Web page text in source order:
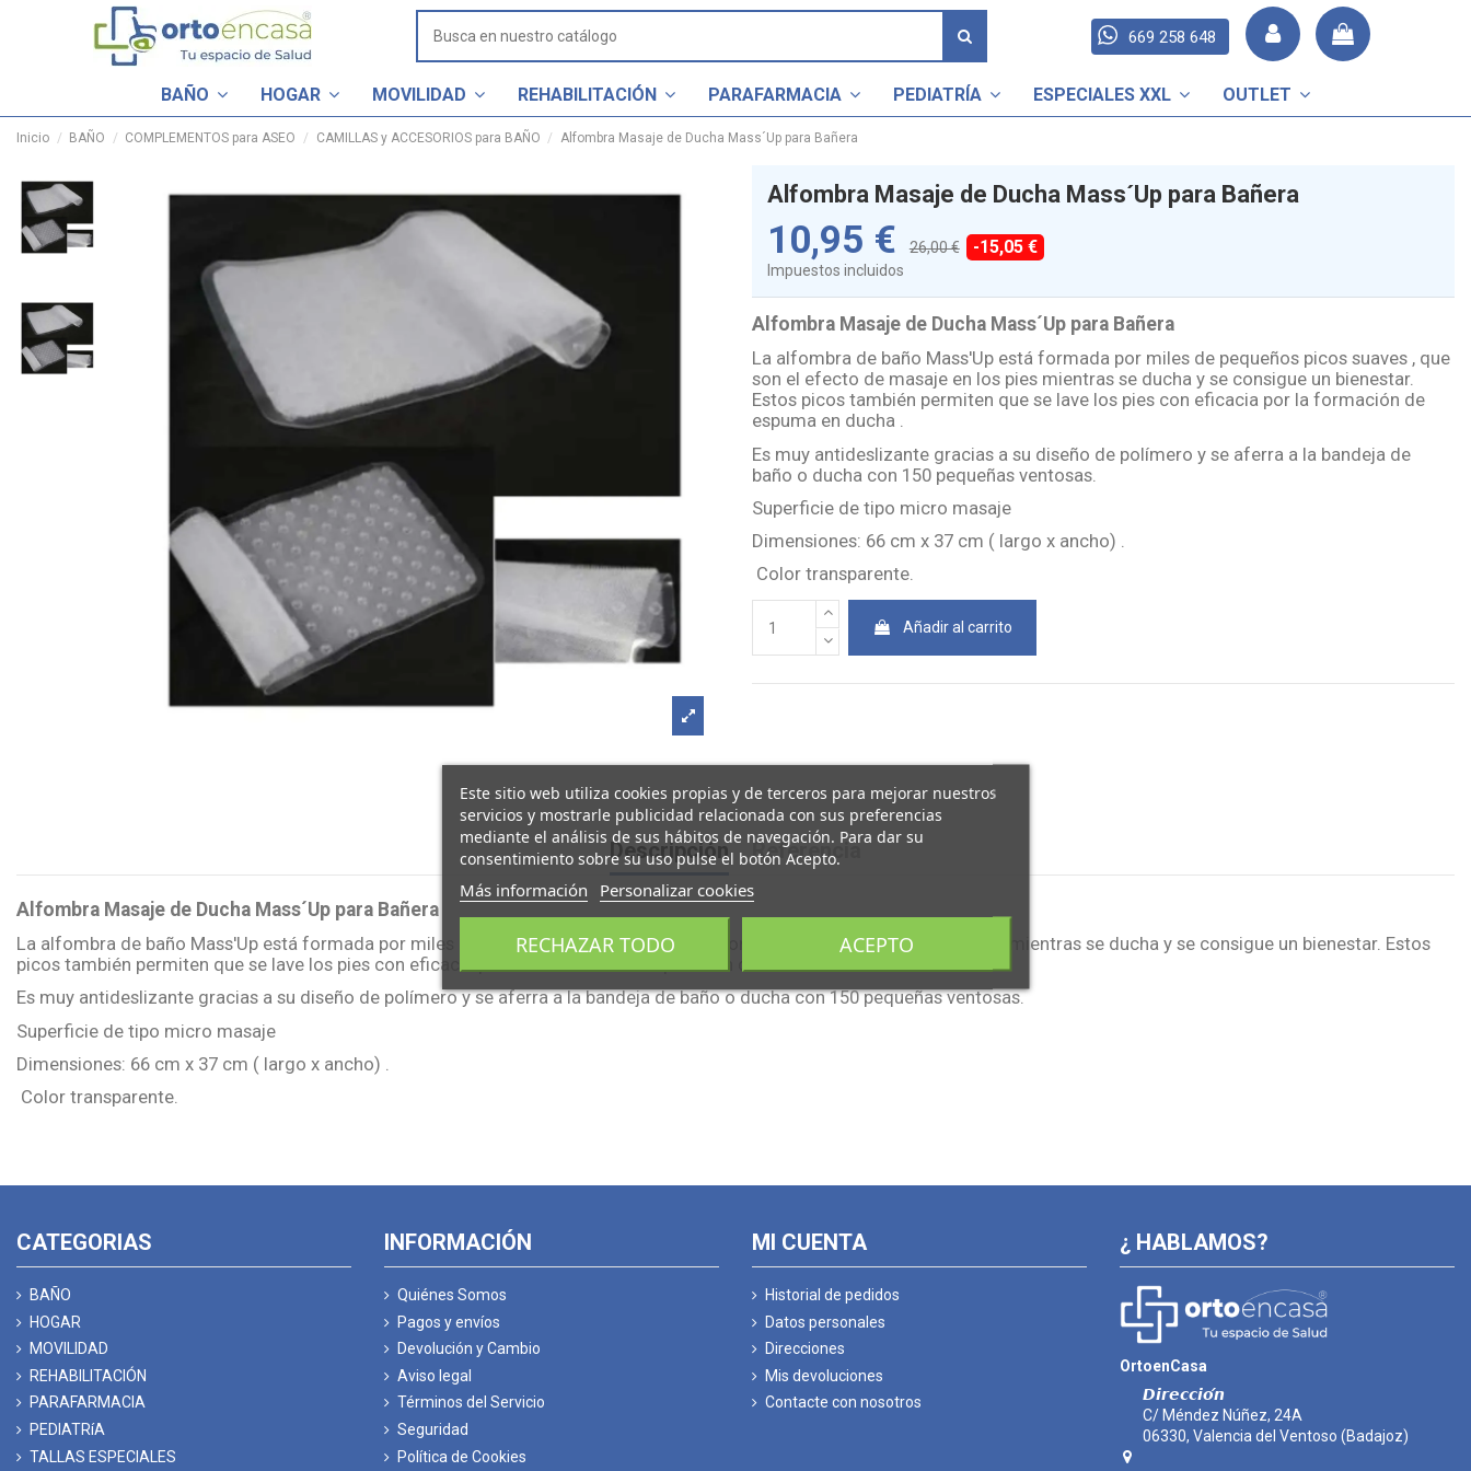
669 258 648
BAÑO HOGAR MOVILIDAD REHABILITACIÓN PARAFARMACIA PEDIATRÍA ESPECIALES XXL OUTLET
Inicio BAÑO COMPLEMENTOS para ASEO CAMILLAS y ACCESORIOS para BAÑO Alfombra Masaje de Ducha Mass´Up para Bañera
Alfombra Masaje de Ducha Mass´Up para Bañera
10,95 € 26,00 € -15,05 €
Impuestos incluidos
Alfombra Masaje de Ducha Mass´Up para Bañera
La alfombra de baño Mass'Up está formada por miles de pequeños picos suaves , que
son el efecto de masaje en los pies mientras se ducha y se consigue un bienestar.
Estos picos también permiten que se lave los pies con eficacia por la formación de
espuma en ducha .
Es muy antideslizante gracias a su diseño de polímero y se aferra a la bandeja de
baño o ducha con 150 pequeñas ventosas.
Superficie de tipo micro masaje
Dimensiones: 66 cm x 37 cm ( largo x ancho) .
Color transparente.
Añadir al carrito
Descripción Referencia
Alfombra Masaje de Ducha Mass´Up para Bañera
La alfombra de baño Mass'Up está formada por miles de pequeños picos suaves , que son el efecto de masaje en los pies mientras se ducha y se consigue un bienestar. Estos
picos también permiten que se lave los pies con eficacia por la formación de espuma en ducha .
Es muy antideslizante gracias a su diseño de polímero y se aferra a la bandeja de baño o ducha con 150 pequeñas ventosas.
Superficie de tipo micro masaje
Dimensiones: 66 cm x 37 cm ( largo x ancho) .
Color transparente.
CATEGORIAS
BAÑO
HOGAR
MOVILIDAD
REHABILITACIÓN
PARAFARMACIA
PEDIATRíA
TALLAS ESPECIALES
INFORMACIÓN
Quiénes Somos
Pagos y envíos
Devolución y Cambio
Aviso legal
Términos del Servicio
Seguridad
Política de Cookies
MI CUENTA
Historial de pedidos
Datos personales
Direcciones
Mis devoluciones
Contacte con nosotros
¿ HABLAMOS?
OrtoenCasa
𝘿𝙞𝙧𝙚𝙘𝙘𝙞𝙤́𝙣
C/ Méndez Núñez, 24A
06330, Valencia del Ventoso (Badajoz)
Este sitio web utiliza cookies propias y de terceros para mejorar nuestros
servicios y mostrarle publicidad relacionada con sus preferencias
mediante el análisis de sus hábitos de navegación. Para dar su
consentimiento sobre su uso pulse el botón Acepto.
Más información Personalizar cookies
RECHAZAR TODO ACEPTO